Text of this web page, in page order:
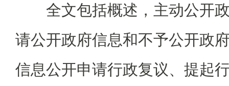
全文包括概述，主动公开政
请公开政府信息和不予公开政
信息公开申请行政复议、提起